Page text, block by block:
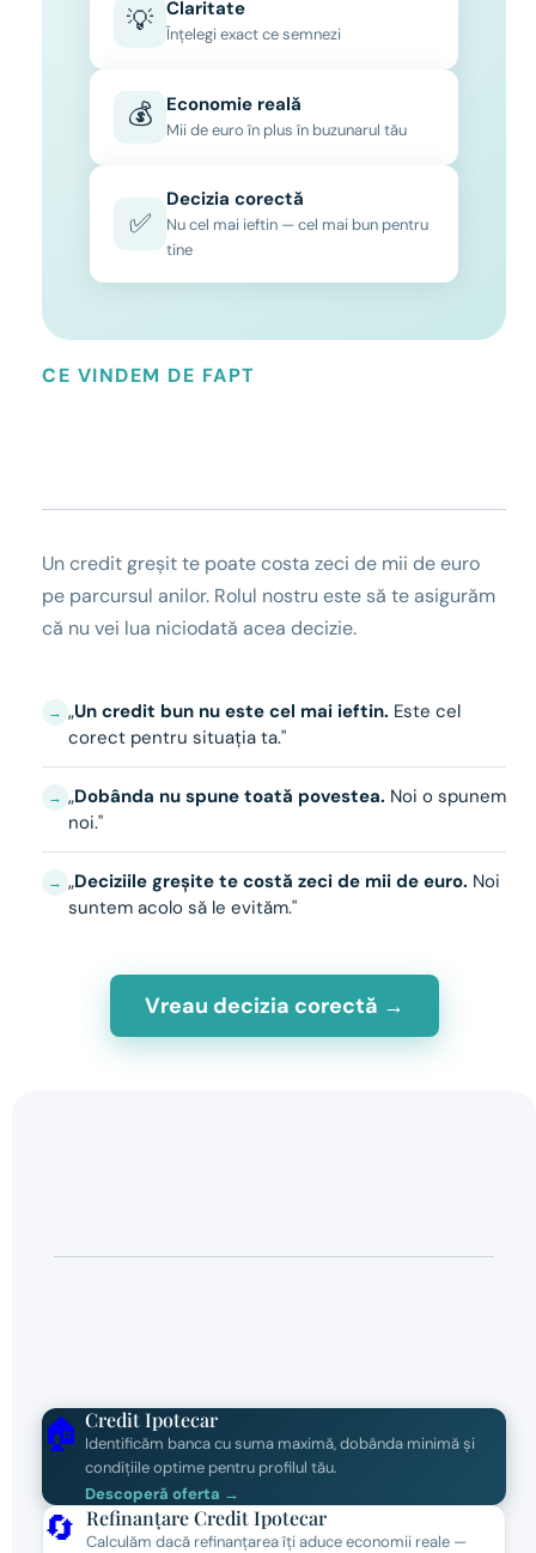
💡 Claritate
Înțelegi exact ce semnezi
💰 Economie reală
Mii de euro în plus în buzunarul tău
✅
Decizia corectă
Nu cel mai ieftin — cel mai bun pentru
tine
CE VINDEM DE FAPT
Un credit greșit te poate costa zeci de mii de euro
pe parcursul anilor. Rolul nostru este să te asigurăm
că nu vei lua niciodată acea decizie.
→ „Un credit bun nu este cel mai ieftin. Este cel
corect pentru situația ta."
→ „Dobânda nu spune toată povestea. Noi o spunem
noi."
→ „Deciziile greșite te costă zeci de mii de euro. Noi
suntem acolo să le evităm."
Vreau decizia corectă →
🏠 Credit Ipotecar
Identificăm banca cu suma maximă, dobânda minimă și
condițiile optime pentru profilul tău.
Descoperă oferta →
🔄 Refinanțare Credit Ipotecar
Calculăm dacă refinanțarea îți aduce economii reale —